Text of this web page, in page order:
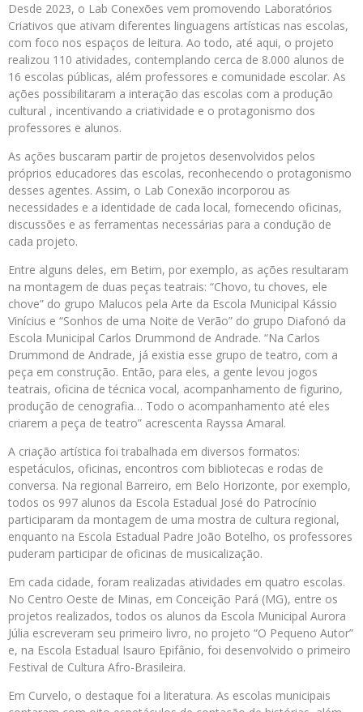
Desde 2023, o Lab Conexões vem promovendo Laboratórios
Criativos que ativam diferentes linguagens artísticas nas escolas,
com foco nos espaços de leitura. Ao todo, até aqui, o projeto
realizou 110 atividades, contemplando cerca de 8.000 alunos de
16 escolas públicas, além professores e comunidade escolar. As
ações possibilitaram a interação das escolas com a produção
cultural , incentivando a criatividade e o protagonismo dos
professores e alunos.
As ações buscaram partir de projetos desenvolvidos pelos
próprios educadores das escolas, reconhecendo o protagonismo
desses agentes. Assim, o Lab Conexão incorporou as
necessidades e a identidade de cada local, fornecendo oficinas,
discussões e as ferramentas necessárias para a condução de
cada projeto.
Entre alguns deles, em Betim, por exemplo, as ações resultaram
na montagem de duas peças teatrais: “Chovo, tu choves, ele
chove” do grupo Malucos pela Arte da Escola Municipal Kássio
Vinícius e “Sonhos de uma Noite de Verão” do grupo Diafonó da
Escola Municipal Carlos Drummond de Andrade. “Na Carlos
Drummond de Andrade, já existia esse grupo de teatro, com a
peça em construção. Então, para eles, a gente levou jogos
teatrais, oficina de técnica vocal, acompanhamento de figurino,
produção de cenografia… Todo o acompanhamento até eles
criarem a peça de teatro” acrescenta Rayssa Amaral.
A criação artística foi trabalhada em diversos formatos:
espetáculos, oficinas, encontros com bibliotecas e rodas de
conversa. Na regional Barreiro, em Belo Horizonte, por exemplo,
todos os 997 alunos da Escola Estadual José do Patrocínio
participaram da montagem de uma mostra de cultura regional,
enquanto na Escola Estadual Padre João Botelho, os professores
puderam participar de oficinas de musicalização.
Em cada cidade, foram realizadas atividades em quatro escolas.
No Centro Oeste de Minas, em Conceição Pará (MG), entre os
projetos realizados, todos os alunos da Escola Municipal Aurora
Júlia escreveram seu primeiro livro, no projeto “O Pequeno Autor”
e, na Escola Estadual Isauro Epifânio, foi desenvolvido o primeiro
Festival de Cultura Afro-Brasileira.
Em Curvelo, o destaque foi a literatura. As escolas municipais